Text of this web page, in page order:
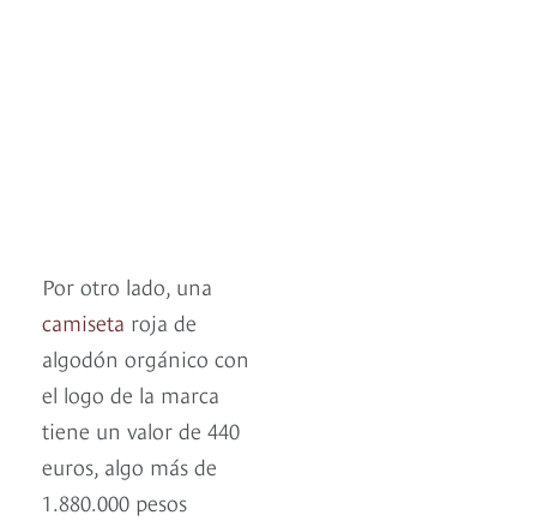
Por otro lado, una
camiseta roja de
algodón orgánico con
el logo de la marca
tiene un valor de 440
euros, algo más de
1.880.000 pesos